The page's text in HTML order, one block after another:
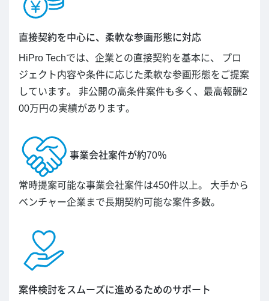
直接契約を中心に、柔軟な参画形態に対応
HiPro Techでは、企業との直接契約を基本に、 プロ
ジェクト内容や条件に応じた柔軟な参画形態をご提案
しています。 非公開の高条件案件も多く、最高報酬2
00万円の実績があります。
事業会社案件が約70％
常時提案可能な事業会社案件は450件以上。 大手から
ベンチャー企業まで長期契約可能な案件多数。
案件検討をスムーズに進めるためのサポート